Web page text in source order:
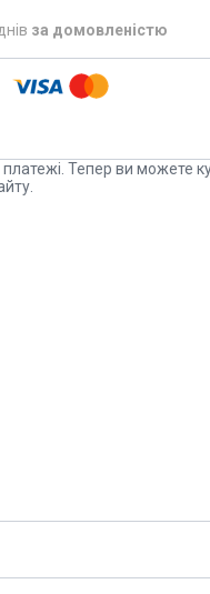
за домовленістю
платежі. Тепер ви можете